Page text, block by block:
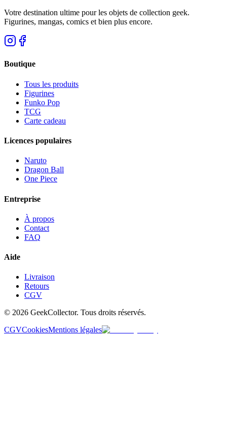
Votre destination ultime pour les objets de collection geek.
Figurines, mangas, comics et bien plus encore.
Boutique
Tous les produits
Figurines
Funko Pop
TCG
Carte cadeau
Licences populaires
Naruto
Dragon Ball
One Piece
Entreprise
À propos
Contact
FAQ
Aide
Livraison
Retours
CGV
© 2026 GeekCollector. Tous droits réservés.
CGVCookiesMentions légales